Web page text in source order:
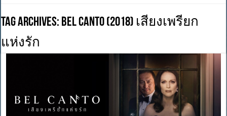
Tag Archives: Bel Canto (2018) เสียงเพรียก
แห่งรัก